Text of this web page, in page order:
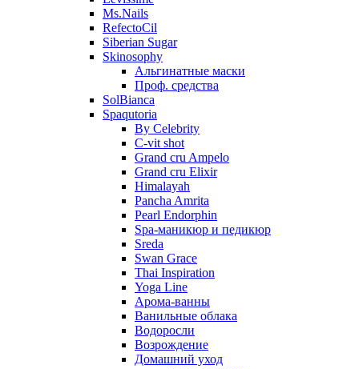
Ms.Nails
RefectoCil
Siberian Sugar
Skinosophy
Альгинатные маски
Проф. средства
SolBianca
Spaqutoria
By Celebrity
C-vit shot
Grand cru Ampelo
Grand сru Elixir
Himalayah
Pancha Amrita
Pearl Endorphin
Spa-маникюр и педикюр
Sreda
Swan Grace
Thai Inspiration
Yoga Line
Арома-ванны
Ванильные облака
Водоросли
Возрождение
Домашний уход